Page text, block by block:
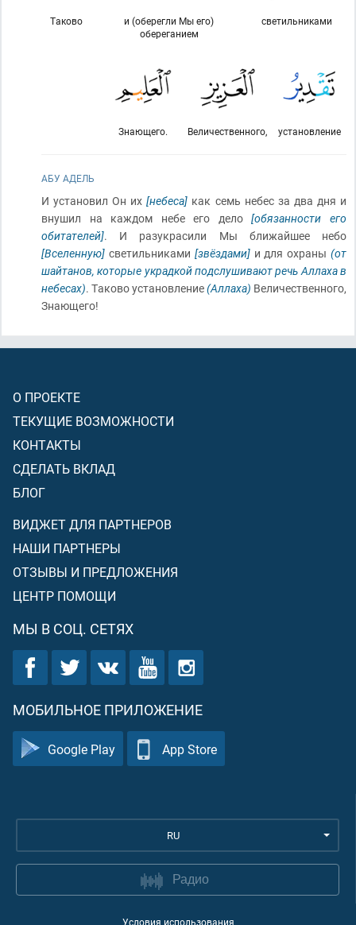
светильниками
и (оберегли Мы его)
обереганием
Таково
установление
Величественного,
Знающего.
АБУ АДЕЛЬ
И установил Он их[небеса] как семь небес за два дня и
внушил на каждом небе его дело[обязанности его
обитателей]. И разукрасили Мы ближайшее небо
[Вселенную] светильниками [звёздами]и для охраны(от
шайтанов, которые украдкой подслушивают речь Аллаха в
небесах). Таково установление(Аллаха) Величественного,
Знающего!
О ПРОЕКТЕ
ТЕКУЩИЕ ВОЗМОЖНОСТИ
КОНТАКТЫ
СДЕЛАТЬ ВКЛАД
БЛОГ
ВИДЖЕТ ДЛЯ ПАРТНЕРОВ
НАШИ ПАРТНЕРЫ
ОТЗЫВЫ И ПРЕДЛОЖЕНИЯ
ЦЕНТР ПОМОЩИ
МЫ В СОЦ. СЕТЯХ
МОБИЛЬНОЕ ПРИЛОЖЕНИЕ
Google Play App Store
RU
Радио
Условия использования